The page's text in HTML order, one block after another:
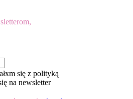
się z polityką
na newsletter